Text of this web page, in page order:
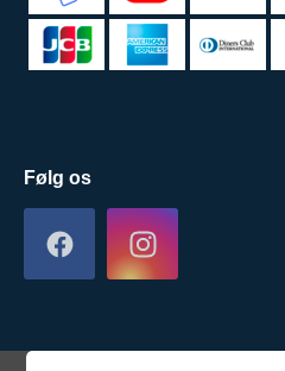
Følg os